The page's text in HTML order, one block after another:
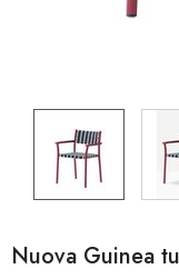
Nuova Guinea